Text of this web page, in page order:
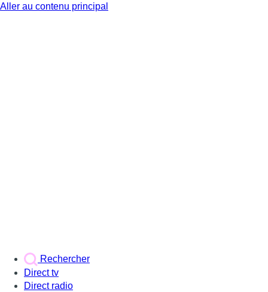
Aller au contenu principal
Rechercher
Direct tv
Direct radio